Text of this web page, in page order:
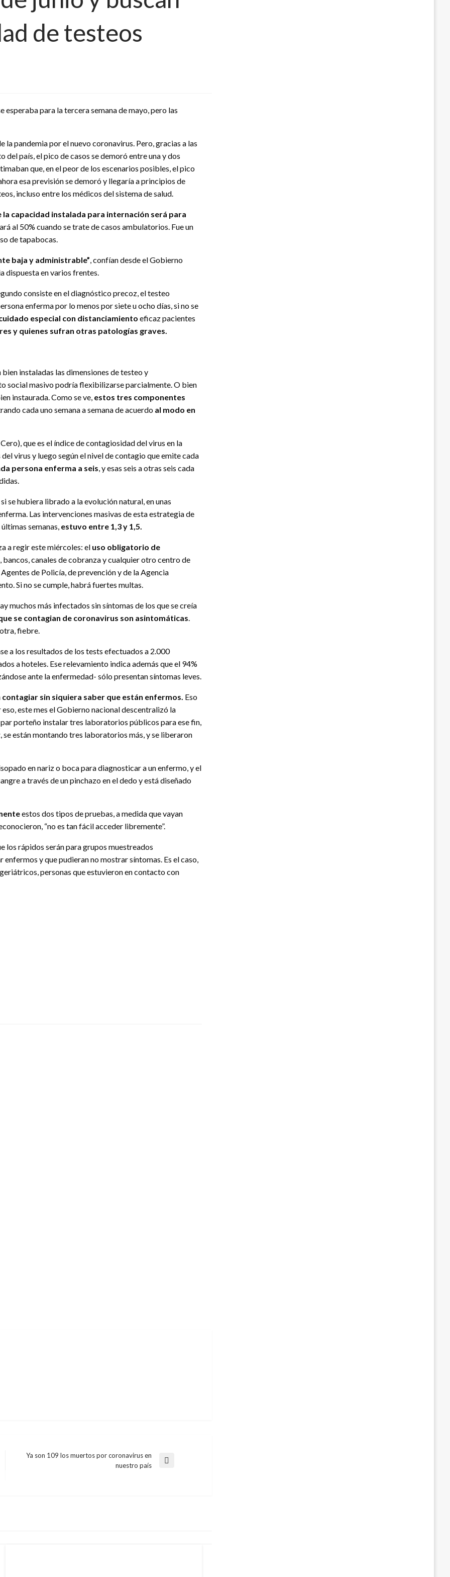
de testeos
esperaba para la tercera semana de mayo, pero las
la pandemia por el nuevo coronavirus. Pero, gracias a las
del país, el pico de casos se demoró entre una y dos
que, en el peor de los escenarios posibles, el pico
esa previsión se demoró y llegaría a principios de
incluso entre los médicos del sistema de salud.
la capacidad instalada para internación será para
al 50% cuando se trate de casos ambulatorios. Fue un
de tapabocas.
baja y administrable”, confían desde el Gobierno
dispuesta en varios frentes.
consiste en el diagnóstico precoz, el testeo
enferma por lo menos por siete u ocho días, si no se
especial con distanciamiento eficaz pacientes
y quienes sufran otras patologías graves.
instaladas las dimensiones de testeo y
social masivo podría flexibilizarse parcialmente. O bien
instaurada. Como se ve, estos tres componentes
cada uno semana a semana de acuerdo al modo en
que es el índice de contagiosidad del virus en la
virus y luego según el nivel de contagio que emite cada
persona enferma a seis, y esas seis a otras seis cada
se hubiera librado a la evolución natural, en unas
Las intervenciones masivas de esta estrategia de
semanas, estuvo entre 1,3 y 1,5.
a regir este miércoles: el uso obligatorio de
canales de cobranza y cualquier otro centro de
de Policía, de prevención y de la Agencia
Si no se cumple, habrá fuertes multas.
muchos más infectados sin síntomas de los que se creía
se contagian de coronavirus son asintomáticas.
fiebre.
a los resultados de los tests efectuados a 2.000
a hoteles. Ese relevamiento indica además que el 94%
ante la enfermedad- sólo presentan síntomas leves.
contagiar sin siquiera saber que están enfermos. Eso
este mes el Gobierno nacional descentralizó la
porteño instalar tres laboratorios públicos para ese fin,
se están montando tres laboratorios más, y se liberaron
en nariz o boca para diagnosticar a un enfermo, y el
a través de un pinchazo en el dedo y está diseñado
estos dos tipos de pruebas, a medida que vayan
“no es tan fácil acceder libremente”.
los rápidos serán para grupos muestreados
y que pudieran no mostrar síntomas. Es el caso,
personas que estuvieron en contacto con
Ya son 109 los muertos por coronavirus en
nuestro país